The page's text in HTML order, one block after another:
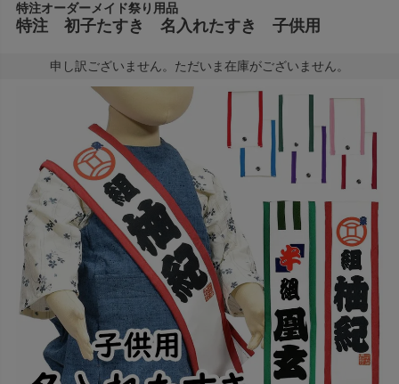
特注オーダーメイド祭り用品
特注 初子たすき 名入れたすき 子供用
申し訳ございません。ただいま在庫がございません。